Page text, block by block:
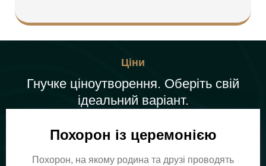
Ціни
Гнучке ціноутворення. Оберіть свій
ідеальний варіант.
Похорон із церемонією
Похорон, на якому родина та друзі проводять